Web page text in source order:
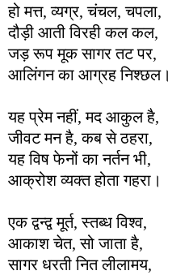
हो मत्त, व्यग्र, चंचल, चपला,
दौड़ी आती विरही कल कल,
जड़ रूप मूक सागर तट पर,
आलिंगन का आग्रह निश्छल।
यह प्रेम नहीं, मद आकुल है,
जीवट मन है, कब से ठहरा,
यह विष फेनों का नर्तन भी,
आक्रोश व्यक्त होता गहरा।
एक द्वन्द्व मूर्त, स्तब्ध विश्व,
आकाश चेत, सो जाता है,
सागर धरती नित लीलामय,